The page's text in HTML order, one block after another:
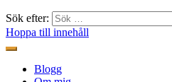
Sök efter:
Hoppa till innehåll
Freestylehundar.se
Blogg